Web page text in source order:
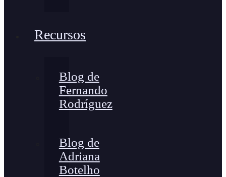
Recursos
Blog de
Fernando
Rodríguez
Blog de
Adriana
Botelho